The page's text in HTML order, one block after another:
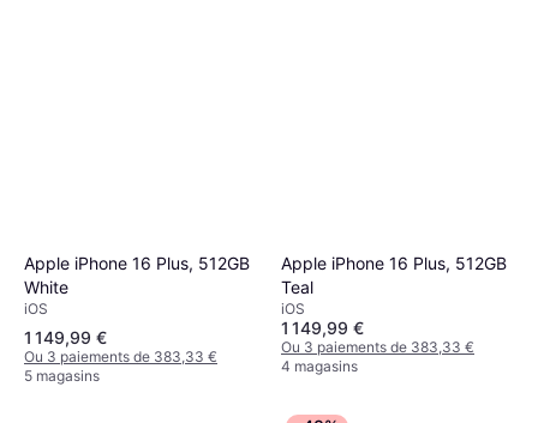
Apple iPhone 16 Plus, 512GB
White
iOS
1 149,99 €
Ou 3 paiements de 383,33 €
5 magasins
Apple iPhone 16 Plus, 512GB
Teal
iOS
1 149,99 €
Ou 3 paiements de 383,33 €
4 magasins